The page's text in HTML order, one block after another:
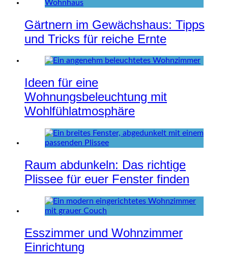
Gärtnern im Gewächshaus: Tipps
und Tricks für reiche Ernte
Ideen für eine
Wohnungsbeleuchtung mit
Wohlfühlatmosphäre
Raum abdunkeln: Das richtige
Plissee für euer Fenster finden
Esszimmer und Wohnzimmer
Einrichtung